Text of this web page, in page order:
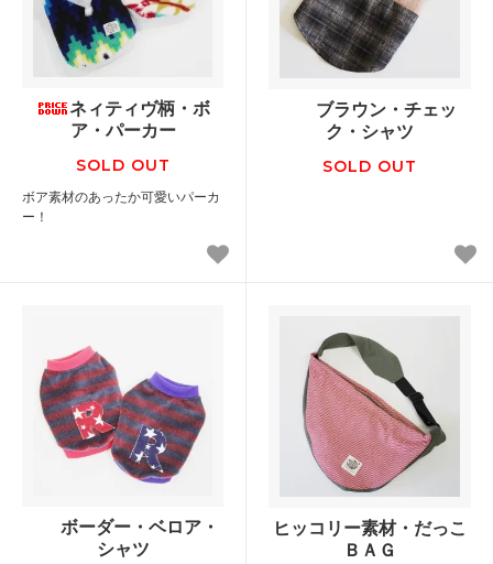
ネィティヴ柄・ボ
ア・パーカー
SOLD OUT
ボア素材のあったか可愛いパーカ
ー！
ブラウン・チェッ
ク・シャツ
SOLD OUT
ボーダー・ベロア・
シャツ
ヒッコリー素材・だっこ
ＢＡＧ